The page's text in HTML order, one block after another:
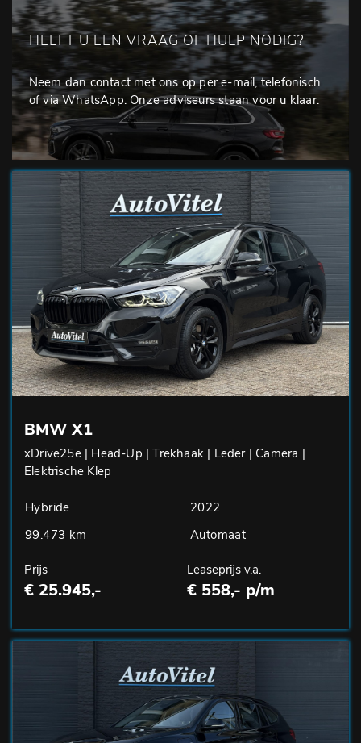
HEEFT U EEN VRAAG OF HULP NODIG?
Neem dan contact met ons op per e-mail, telefonisch
of via WhatsApp. Onze adviseurs staan voor u klaar.
BMW X1
xDrive25e | Head-Up | Trekhaak | Leder | Camera |
Elektrische Klep
Hybride
2022
99.473 km
Automaat
Prijs
€ 25.945,-
Leaseprijs v.a.
€ 558,- p/m